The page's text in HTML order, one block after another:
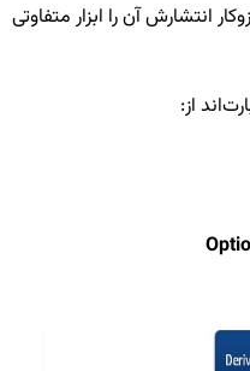
انتشارش آن را ابزار متفاوتی
از: